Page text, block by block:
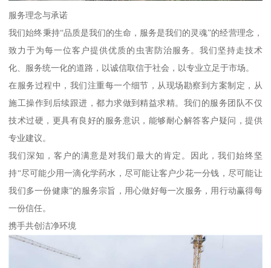
服务理念与承诺
我们始终秉持“品质是我们的生命，服务是我们的灵魂”的经营理念，
致力于为每一位客户提供优质的虫害防治服务。我们坚持走技术
化、服务统一化的道路，以诚信取信于社会，以专业立足于市场。
在服务过程中，我们注重每一个细节，从现场勘察到方案制定，从
施工操作到后续跟进，都力求做到精益求精。我们的服务团队不仅
技术过硬，更具有良好的服务意识，能够耐心解答客户疑问，提供
专业建议。
我们深知，客户的满意是对我们最大的肯定。因此，我们始终坚
持“尽可能少用一滴化学药水，尽可能让客户少花一分钱，尽可能让
我们多一份健康”的服务宗旨，用心做好每一次服务，用行动赢得每
一份信任。
携手共创洁净环境